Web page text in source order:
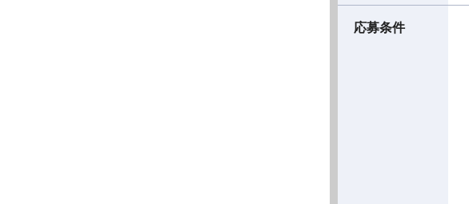
応募条件